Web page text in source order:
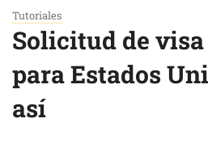
Tutoriales
Solicitud de
para Estados
así